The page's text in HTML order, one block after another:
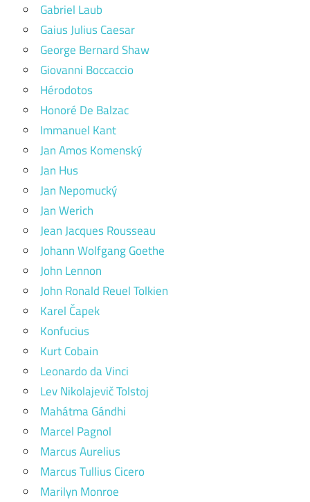
Gabriel Laub
Gaius Julius Caesar
George Bernard Shaw
Giovanni Boccaccio
Hérodotos
Honoré De Balzac
Immanuel Kant
Jan Amos Komenský
Jan Hus
Jan Nepomucký
Jan Werich
Jean Jacques Rousseau
Johann Wolfgang Goethe
John Lennon
John Ronald Reuel Tolkien
Karel Čapek
Konfucius
Kurt Cobain
Leonardo da Vinci
Lev Nikolajevič Tolstoj
Mahátma Gándhi
Marcel Pagnol
Marcus Aurelius
Marcus Tullius Cicero
Marilyn Monroe